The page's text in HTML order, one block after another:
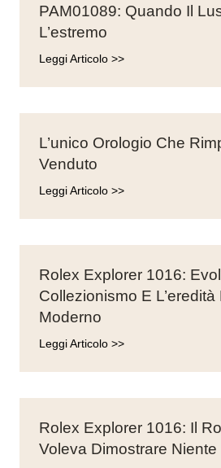
PAM01089: Quando Il
L’estremo
Leggi Articolo >>
L’unico Orologio Che
Venduto
Leggi Articolo >>
Rolex Explorer 1016:
Collezionismo E L’eredità
Moderno
Leggi Articolo >>
Rolex Explorer 1016: Il
Voleva Dimostrare Niente